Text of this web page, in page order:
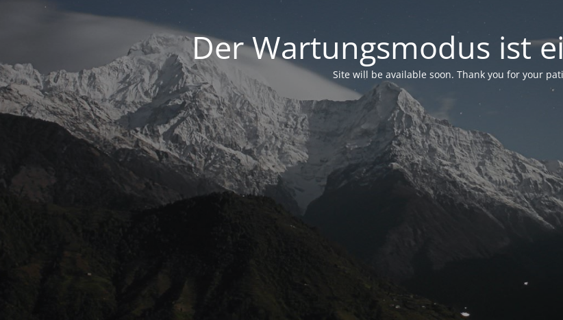
Der Wartungsmodus ist
Site will be available soon. Thank you for your